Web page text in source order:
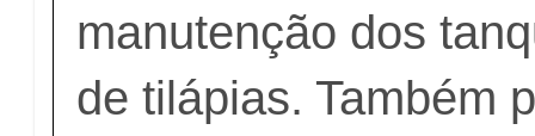
manutenção dos
de tilápias. Também